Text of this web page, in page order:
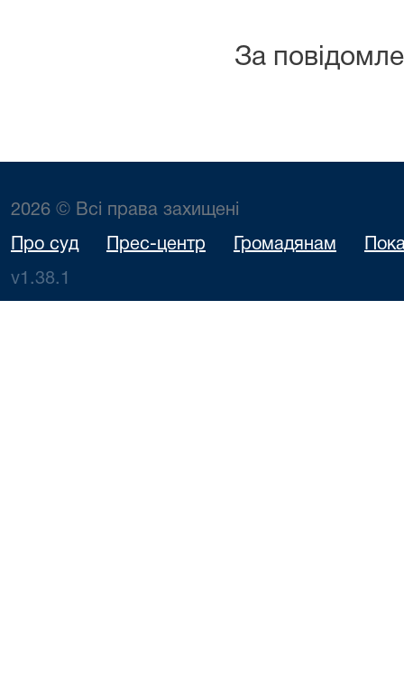
За
2026 © Всі права захищені
Про суд Прес-центр Громадянам
v1.38.1